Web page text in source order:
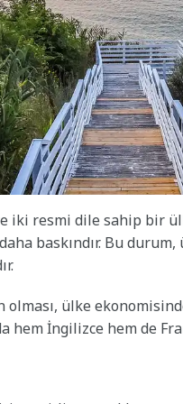
iki resmi dile sahip bir
baskındır. Bu
olması, ülke
hem İngilizce hem de